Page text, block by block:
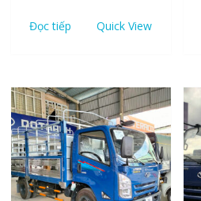
Đọc tiếp Quick View